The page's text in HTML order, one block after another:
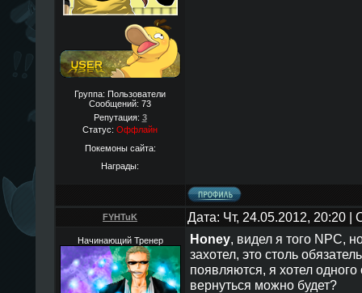
Группа: Пользователи
Сообщений: 73
Репутация: 3
Статус: Оффлайн
Покемоны сайта:
Награды:
FYHTuK Дата: Чт, 24.05.2012, 20:20
Начинающий Тренер Honey, видел я того NPC,
захотел, это столь
появляются, я хотел
вернуться можно будет?